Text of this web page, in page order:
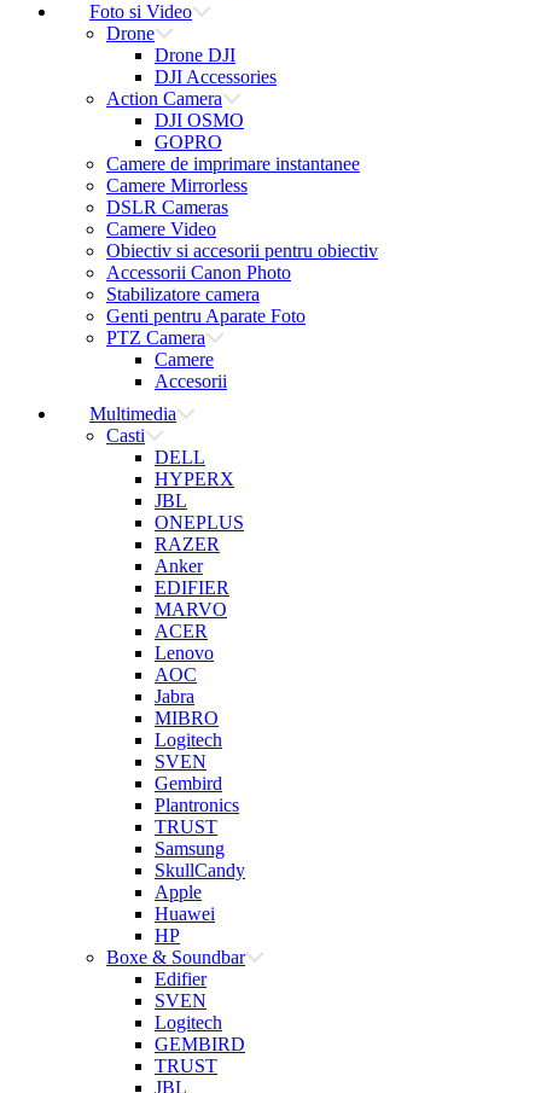
Foto si Video
Drone
Drone DJI
DJI Accessories
Action Camera
DJI OSMO
GOPRO
Camere de imprimare instantanee
Camere Mirrorless
DSLR Cameras
Camere Video
Obiectiv si accesorii pentru obiectiv
Accessorii Canon Photo
Stabilizatore camera
Genti pentru Aparate Foto
PTZ Camera
Camere
Accesorii
Multimedia
Casti
DELL
HYPERX
JBL
ONEPLUS
RAZER
Anker
EDIFIER
MARVO
ACER
Lenovo
AOC
Jabra
MIBRO
Logitech
SVEN
Gembird
Plantronics
TRUST
Samsung
SkullCandy
Apple
Huawei
HP
Boxe & Soundbar
Edifier
SVEN
Logitech
GEMBIRD
TRUST
JBL